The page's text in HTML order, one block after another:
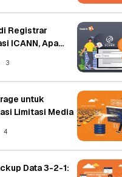
Registrar
ICANN, Apa
3
untuk
Limitasi Media
4
Data 3-2-1: